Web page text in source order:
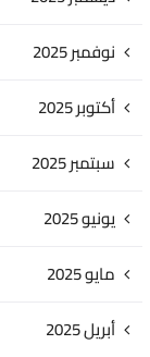
نوفمبر 2025
أكتوبر 2025
سبتمبر 2025
يونيو 2025
مايو 2025
أبريل 2025